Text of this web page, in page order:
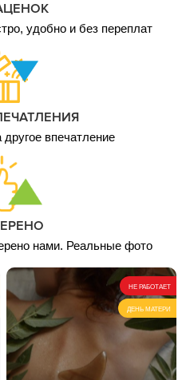
удобно и без переплат
впечатление
нами. Реальные фото
НЕ РАБОТАЕТ
ДЕНЬ МАТЕРИ